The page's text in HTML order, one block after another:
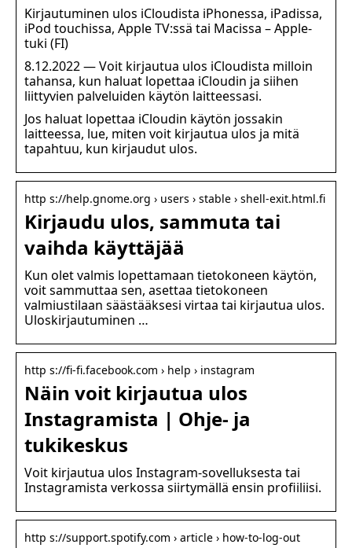
Kirjautuminen ulos iCloudista iPhonessa, iPadissa,
iPod touchissa, Apple TV:ssä tai Macissa – Apple-
tuki (FI)
8.12.2022 — Voit kirjautua ulos iCloudista milloin
tahansa, kun haluat lopettaa iCloudin ja siihen
liittyvien palveluiden käytön laitteessasi.
Jos haluat lopettaa iCloudin käytön jossakin
laitteessa, lue, miten voit kirjautua ulos ja mitä
tapahtuu, kun kirjaudut ulos.
http s://help.gnome.org › users › stable › shell-exit.html.fi
Kirjaudu ulos, sammuta tai
vaihda käyttäjää
Kun olet valmis lopettamaan tietokoneen käytön,
voit sammuttaa sen, asettaa tietokoneen
valmiustilaan säästääksesi virtaa tai kirjautua ulos.
Uloskirjautuminen …
http s://fi-fi.facebook.com › help › instagram
Näin voit kirjautua ulos
Instagramista | Ohje- ja
tukikeskus
Voit kirjautua ulos Instagram-sovelluksesta tai
Instagramista verkossa siirtymällä ensin profiiliisi.
http s://support.spotify.com › article › how-to-log-out